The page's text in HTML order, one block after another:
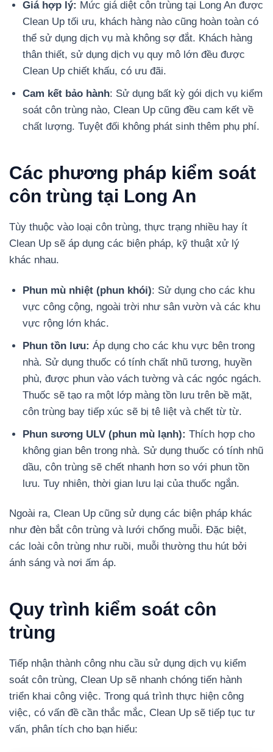
Giá hợp lý: Mức giá diệt côn trùng tại Long An được
Clean Up tối ưu, khách hàng nào cũng hoàn toàn có
thể sử dụng dịch vụ mà không sợ đắt. Khách hàng
thân thiết, sử dụng dịch vụ quy mô lớn đều được
Clean Up chiết khấu, có ưu đãi.
Cam kết bảo hành: Sử dụng bất kỳ gói dịch vụ kiểm
soát côn trùng nào, Clean Up cũng đều cam kết về
chất lượng. Tuyệt đối không phát sinh thêm phụ phí.
Các phương pháp kiểm soát
côn trùng tại Long An
Tùy thuộc vào loại côn trùng, thực trạng nhiều hay ít
Clean Up sẽ áp dụng các biện pháp, kỹ thuật xử lý
khác nhau.
Phun mù nhiệt (phun khói): Sử dụng cho các khu
vực công cộng, ngoài trời như sân vườn và các khu
vực rộng lớn khác.
Phun tồn lưu: Áp dụng cho các khu vực bên trong
nhà. Sử dụng thuốc có tính chất nhũ tương, huyền
phù, được phun vào vách tường và các ngóc ngách.
Thuốc sẽ tạo ra một lớp màng tồn lưu trên bề mặt,
côn trùng bay tiếp xúc sẽ bị tê liệt và chết từ từ.
Phun sương ULV (phun mù lạnh): Thích hợp cho
không gian bên trong nhà. Sử dụng thuốc có tính nhũ
dầu, côn trùng sẽ chết nhanh hơn so với phun tồn
lưu. Tuy nhiên, thời gian lưu lại của thuốc ngắn.
Ngoài ra, Clean Up cũng sử dụng các biện pháp khác
như đèn bắt côn trùng và lưới chống muỗi. Đặc biệt,
các loài côn trùng như ruồi, muỗi thường thu hút bởi
ánh sáng và nơi ấm áp.
Quy trình kiểm soát côn
trùng
Tiếp nhận thành công nhu cầu sử dụng dịch vụ kiểm
soát côn trùng, Clean Up sẽ nhanh chóng tiến hành
triển khai công việc. Trong quá trình thực hiện công
việc, có vấn đề cần thắc mắc, Clean Up sẽ tiếp tục tư
vấn, phân tích cho bạn hiểu: